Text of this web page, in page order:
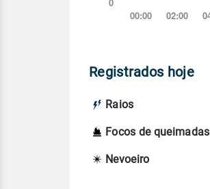
Registrados hoje
Raios
Focos de queimadas
Nevoeiro